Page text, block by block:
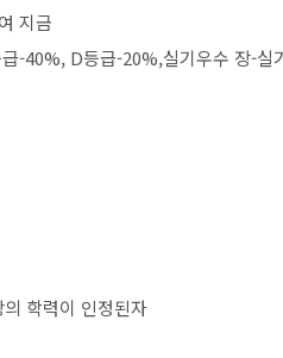
지금
-40%, D등급-20%,실기우수 장-실
학력이 인정된자